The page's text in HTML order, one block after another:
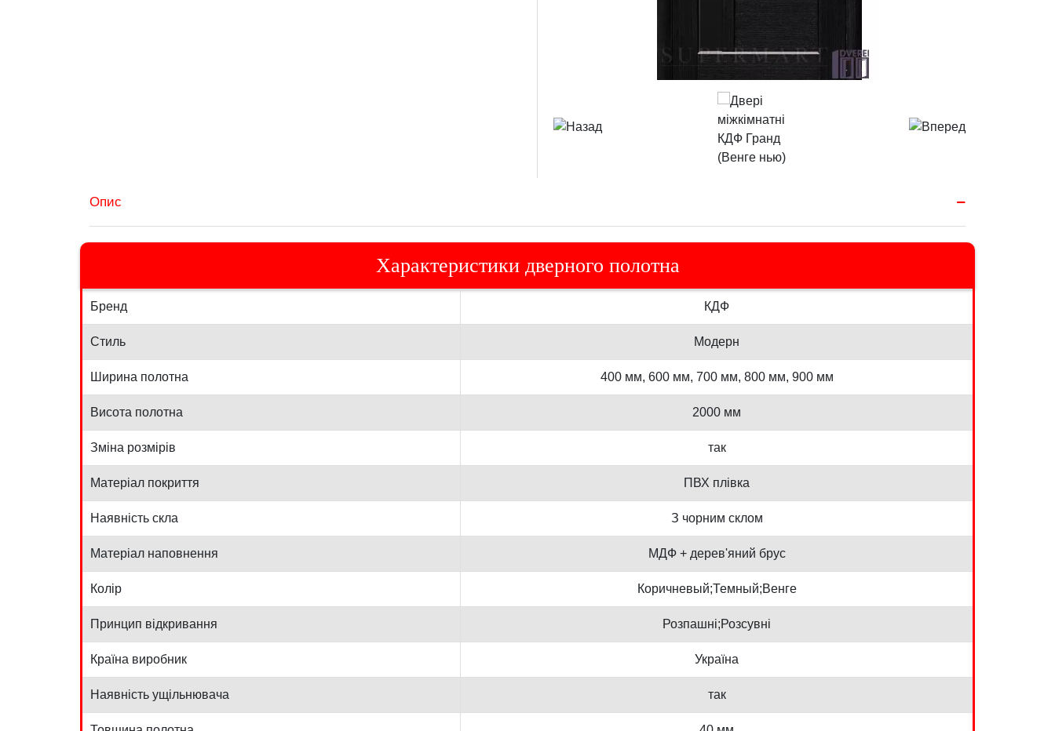
Опис
Характеристики дверного полотна
Бренд КДФ
Стиль Модерн
Ширина полотна 400 мм, 600 мм, 700 мм, 800 мм, 900 мм
Висота полотна 2000 мм
Зміна розмірів так
Матеріал покриття ПВХ плівка
Наявність скла З чорним склом
Матеріал наповнення МДФ + дерев'яний брус
Колір Коричневый;Темный;Венге
Принцип відкривання Розпашні;Розсувні
Країна виробник Україна
Наявність ущільнювача так